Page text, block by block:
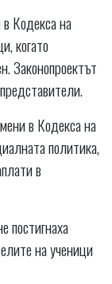
Кодекса на
когато
Законопроектът
в Кодекса на
политика,
в
постигнаха
на ученици